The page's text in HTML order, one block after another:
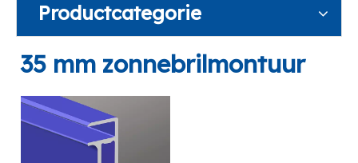
Productcategorie
35 mm zonnebrilmontuur